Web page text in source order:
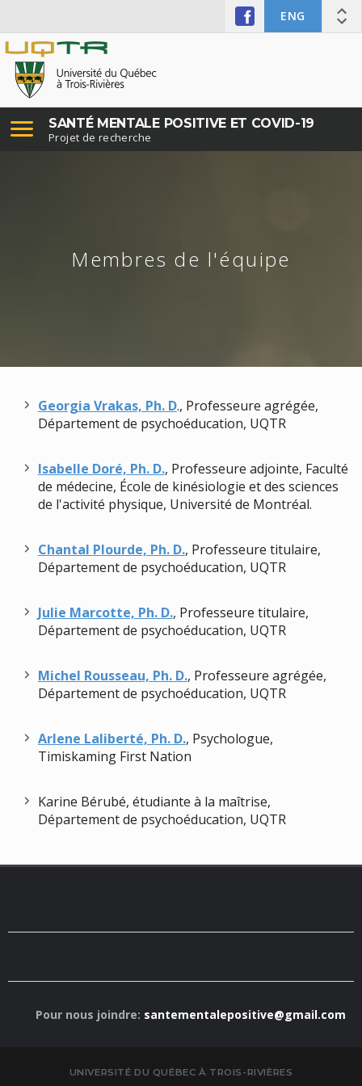
ENG
SANTÉ MENTALE POSITIVE ET COVID-19
Projet de recherche
Membres de l'équipe
Georgia Vrakas, Ph. D., Professeure agrégée,
Département de psychoéducation, UQTR
Isabelle Doré, Ph. D., Professeure adjointe, Faculté
de médecine, École de kinésiologie et des sciences
de l'activité physique, Université de Montréal.
Chantal Plourde, Ph. D., Professeure titulaire,
Département de psychoéducation, UQTR
Julie Marcotte, Ph. D., Professeure titulaire,
Département de psychoéducation, UQTR
Michel Rousseau, Ph. D., Professeure agrégée,
Département de psychoéducation, UQTR
Arlene Laliberté, Ph. D., Psychologue,
Timiskaming First Nation
Karine Bérubé, étudiante à la maîtrise,
Département de psychoéducation, UQTR
Pour nous joindre: santementalepositive@gmail.com
UNIVERSITÉ DU QUÉBEC À TROIS-RIVIÈRES